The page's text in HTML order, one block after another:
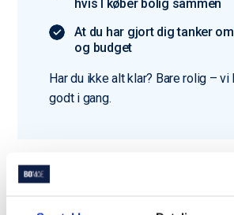
hvis I køber bolig sammen
At du har gjort dig tanker
og budget
Har du ikke alt klar? Bare rolig –
godt i gang.